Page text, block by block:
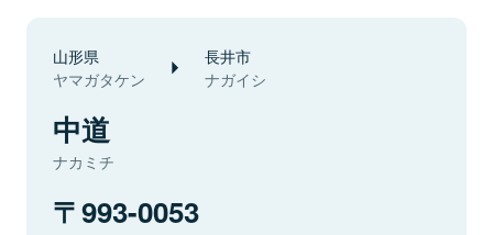
山形県
ヤマガタケン
長井市
ナガイシ
中道
ナカミチ
993-0053